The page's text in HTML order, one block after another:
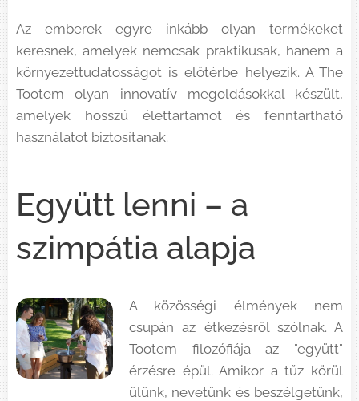
Az emberek egyre inkább olyan termékeket
keresnek, amelyek nemcsak praktikusak, hanem a
környezettudatosságot is előtérbe helyezik. A The
Tootem olyan innovatív megoldásokkal készült,
amelyek hosszú élettartamot és fenntartható
használatot biztosítanak.
Együtt lenni – a
szimpátia alapja
A közösségi élmények nem
csupán az étkezésről szólnak. A
Tootem filozófiája az "együtt"
érzésre épül. Amikor a tűz körül
ülünk, nevetünk és beszélgetünk,